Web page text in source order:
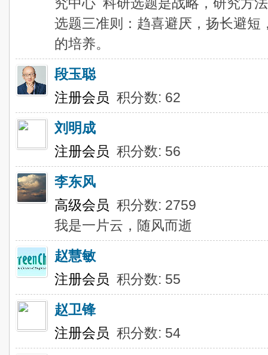
选题三准则：趋喜避厌，扬长避
的培养。
段玉聪
注册会员 积分数: 62
刘明成
注册会员 积分数: 56
李东风
高级会员 积分数: 2759
我是一片云，随风而逝
赵慧敏
注册会员 积分数: 55
赵卫锋
注册会员 积分数: 54